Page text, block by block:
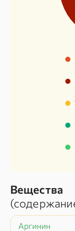
Вещества
Аргинин